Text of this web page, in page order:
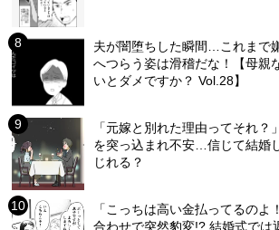
夫が闇堕ちした瞬間…これまで
へつらう姿は滑稽だな！【母親
いとダメですか？ Vol.28】
「元嫁と別れた理由ってそれ？
を突っ込まれ不安…信じて結婚
じれる？
「こっちは高い金払ってるのよ
合わせで突然豹変!? 結婚式では